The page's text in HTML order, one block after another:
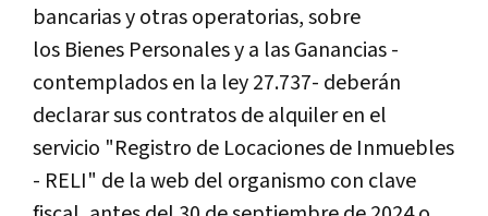
bancarias y otras operatorias, sobre
los Bienes Personales y a las Ganancias -
contemplados en la ley 27.737- deberán
declarar sus contratos de alquiler en el
servicio "Registro de Locaciones de Inmuebles
- RELI" de la web del organismo con clave